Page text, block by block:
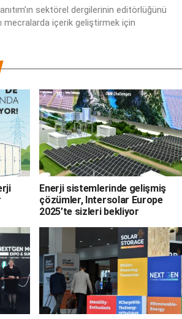
sektörel dergilerinin editörlüğünü
mecralarda içerik geliştirmek için
Enerji sistemlerinde gelişmiş
çözümler, Intersolar Europe
2025’te sizleri bekliyor